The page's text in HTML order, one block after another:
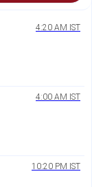
4:20 AM IST
4:00 AM IST
10:20 PM IST